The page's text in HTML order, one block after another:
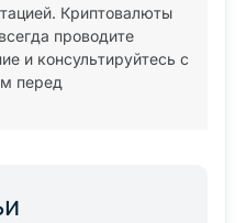
Криптовалюты
проводите
и консультируйтесь с
перед